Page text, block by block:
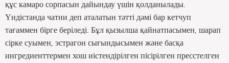
құс камаро сорпасын дайындау үшін қолданылады.
Үндістанда чатни деп аталатын тәтті дәмі бар кетчуп
тағаммен бірге беріледі. Бұл қызылша қайнатпасымен, шарап
сірке суымен, эстрагон сығындысымен және басқа
ингредиенттермен хош иістендірілген пісірілген пресстелген